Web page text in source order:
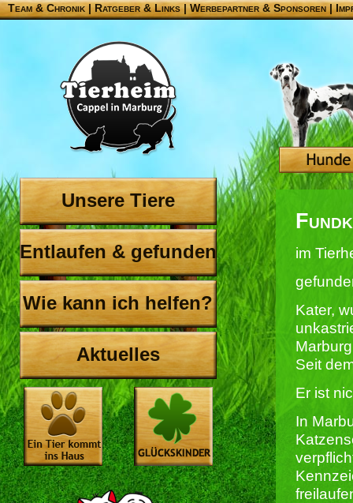
Team & Chronik |Ratgeber & Links|Werbepartner & Sponsoren|
Unsere Tiere
Entlaufen & gefunden
Wie kann ich helfen?
Aktuelles
im
Kater,
Seit
Er ist
In